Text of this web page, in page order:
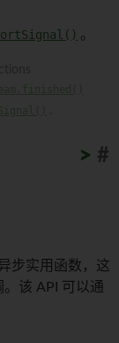
。
#
>
>
>
>
>
>
>
>
>
>
步实用函数，这
该 API 可以通